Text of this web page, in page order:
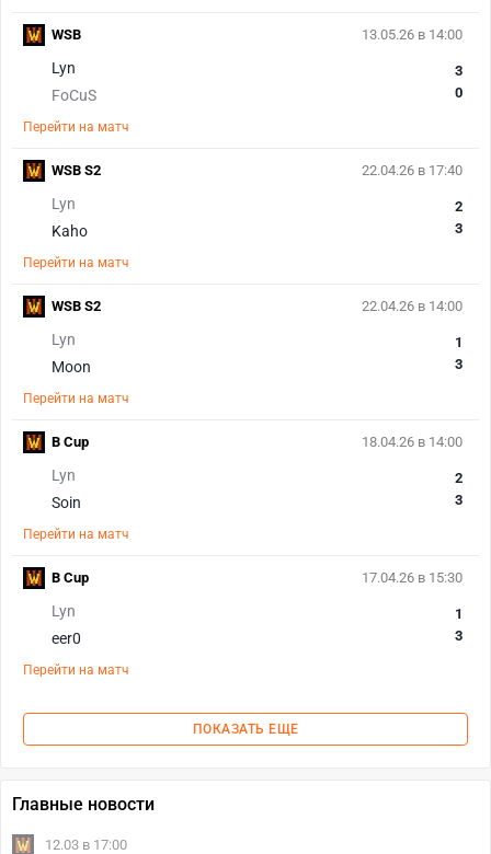
13.05.26 в 14:00
Lyn
FoCuS
3
0
Перейти на матч
WSB
22.04.26 в 17:40
Lyn
Kaho
2
3
Перейти на матч
WSB S2
22.04.26 в 14:00
Lyn
Moon
1
3
Перейти на матч
WSB S2
18.04.26 в 14:00
Lyn
Soin
2
3
Перейти на матч
B Cup
17.04.26 в 15:30
Lyn
eer0
1
3
Перейти на матч
B Cup
ПОКАЗАТЬ ЕЩЕ
Главные новости
12.03 в 17:00